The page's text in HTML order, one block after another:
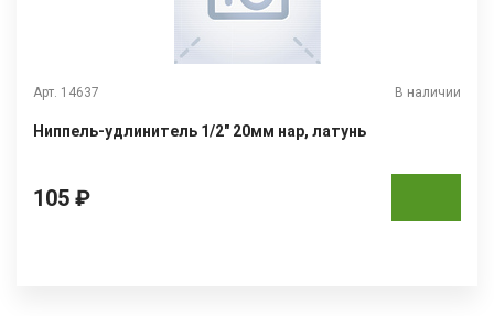
Арт. 14637 В наличии
Ниппель-удлинитель 1/2" 20мм нар, латунь
105 ₽